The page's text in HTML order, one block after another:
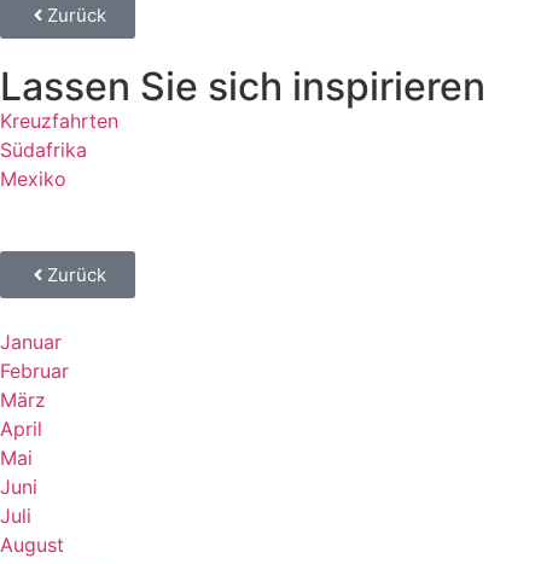
Zurück
Lassen Sie sich inspirieren
Kreuzfahrten
Südafrika
Mexiko
Zurück
Januar
Februar
März
April
Mai
Juni
Juli
August